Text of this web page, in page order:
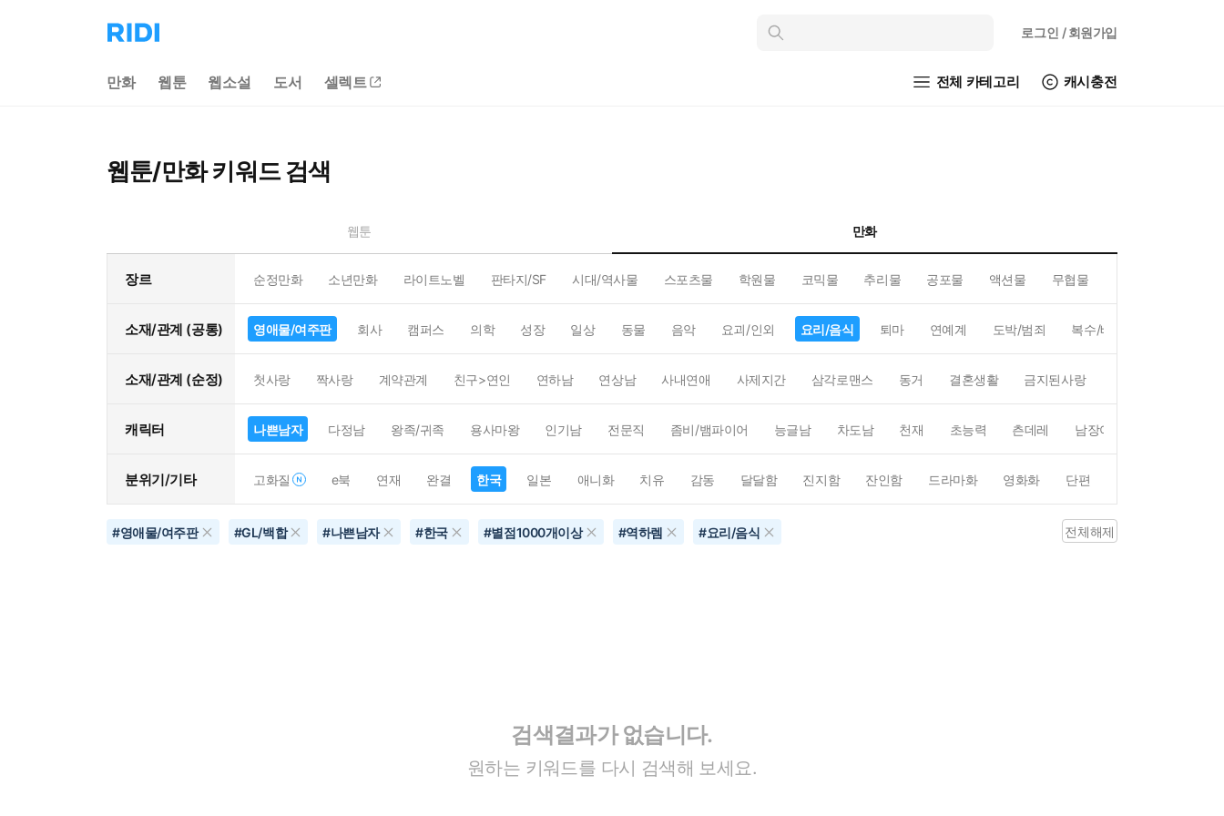
리
디
으
인
로그인 / 회원가입
만화 웹툰 웹소설 도서 셀렉트 전체 카테고리 캐시충전
웹툰/만화 키워드 검색
웹툰 만화
장르 순정만화 소년만화 라이트노벨 판타지/SF 시대/역사물 스포츠물 학원물 코믹물 추리물 공포물 액션물 무협물
소재/관계 (공통) 영애물/여주판 회사 캠퍼스 의학 성장 일상 동물 음악 요괴/인외 요리/음식 퇴마 연예계 도박/범죄 복수/배신
소재/관계 (순정) 첫사랑 짝사랑 계약관계 친구>연인 연하남 연상남 사내연애 사제지간 삼각로맨스 동거 결혼생활 금지된사랑
캐릭터 나쁜남자 다정남 왕족/귀족 용사마왕 인기남 전문직 좀비/뱀파이어 능글남 차도남 천재 초능력 츤데레 남장여자
분위기/기타 고화질 e북 연재 완결 한국 일본 애니화 치유 감동 달달함 진지함 잔인함 드라마화 영화화 단편
#영애물/여주판 #GL/백합 #나쁜남자 #한국 #별점1000개이상 #역하렘 #요리/음식 전체해제
검색결과가 없습니다.
원하는 키워드를 다시 검색해 보세요.